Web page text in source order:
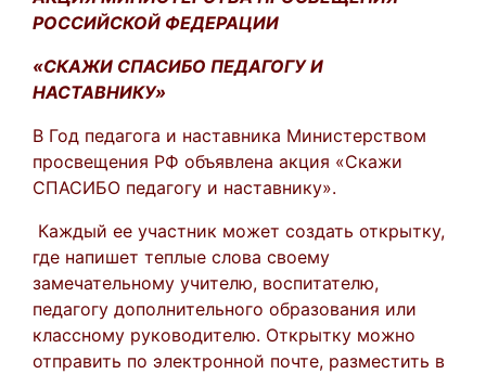
РОССИЙСКОЙ ФЕДЕРАЦИИ
«СКАЖИ СПАСИБО ПЕДАГОГУ И
НАСТАВНИКУ»
В Год педагога и наставника Министерством
просвещения РФ объявлена акция «Скажи
СПАСИБО педагогу и наставнику».
Каждый ее участник может создать открытку,
где напишет теплые слова своему
замечательному учителю, воспитателю,
педагогу дополнительного образования или
классному руководителю. Открытку можно
отправить по электронной почте, разместить в